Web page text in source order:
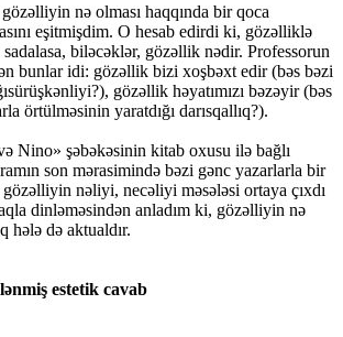
nə olması haqqında bir qoca
eşitmişdim. O hesab edirdi ki, gözəlliklə
sadalasa, biləcəklər, gözəllik nədir. Professorun
bunlar idi: gözəllik bizi xoşbəxt edir (bəs bəzi
gözəllik həyatımızı bəzəyir (bəs
örtülməsinin yaratdığı darısqallıq?).
Nino» şəbəkəsinin kitab oxusu ilə bağlı
son mərasimində bəzi gənc yazarlarla bir
nəliyi, necəliyi məsələsi ortaya çıxdı
dinləməsindən anladım ki, gözəlliyin nə
hələ də aktualdır.
estetik cavab